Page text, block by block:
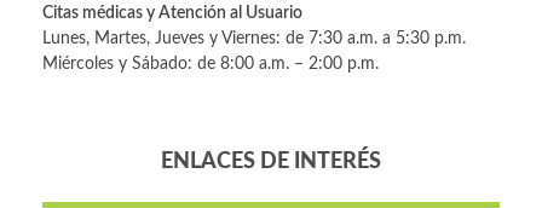
Citas médicas y Atención al Usuario
Lunes, Martes, Jueves y Viernes: de 7:30 a.m. a 5:30 p.m.
Miércoles y Sábado: de 8:00 a.m. – 2:00 p.m.
ENLACES DE INTERÉS